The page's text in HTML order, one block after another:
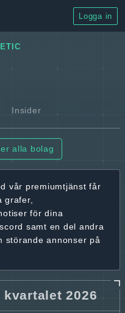
Logga in
Insider
alla bolag
vår premiumtjänst får
grafer,
för dina
samt en del andra
störande annonser på
2026